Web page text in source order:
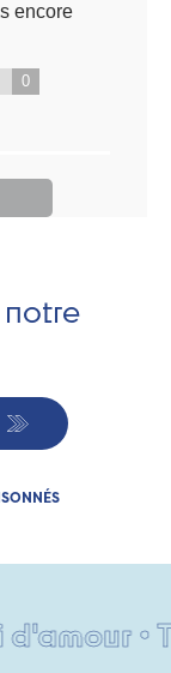
encore
0
•